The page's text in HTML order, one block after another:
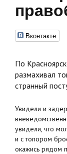
Вконтакте
По
размахивал
странный
Увидели и
увидели, что
и с топором
окажись рядом